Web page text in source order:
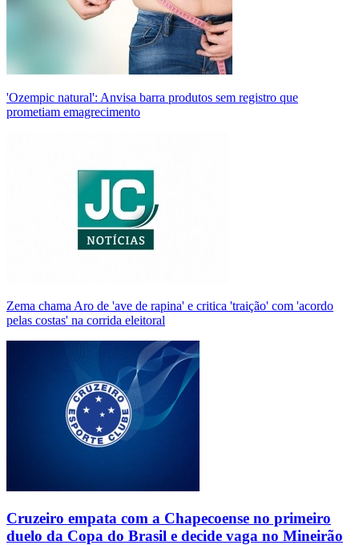
'Ozempic natural': Anvisa barra produtos sem registro que
prometiam emagrecimento
Zema chama Aro de 'ave de rapina' e critica 'traição' com 'acordo
pelas costas' na corrida eleitoral
Cruzeiro empata com a Chapecoense no primeiro
duelo da Copa do Brasil e decide vaga no Mineirão